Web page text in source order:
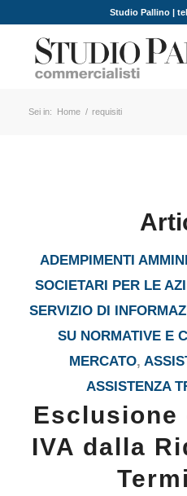
Studio Pallino |
Sei in: Home / requisiti
ADEMPIMENTI
SOCIETARI PER LE
SERVIZIO DI
SU NORMATIVE E
MERCATO,
ASSISTENZA
Esclusione
IVA dalla